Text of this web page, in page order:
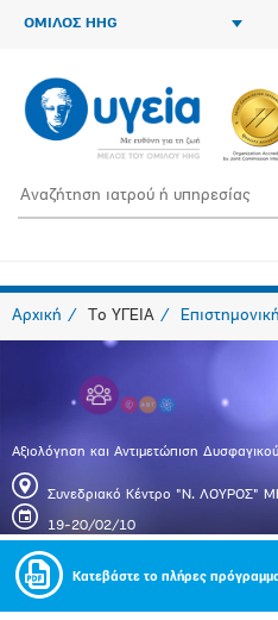
ΟΜΙΛΟΣ HHG
Αρχική Το ΥΓΕΙΑ
Αξιολόγηση και Αντιμετώπιση
Συνεδριακό Κέντρο "Ν. ΛΟΥΡΟΣ"
19-20/02/10
Κατεβάστε το πλήρες